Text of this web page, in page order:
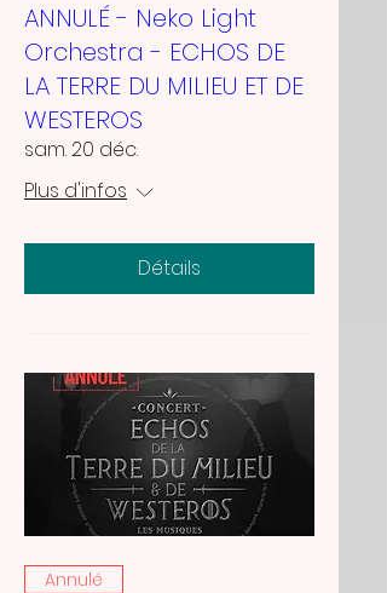
ANNULÉ - Neko Light
Orchestra - ECHOS DE
LA TERRE DU MILIEU ET DE
WESTEROS
sam. 20 déc.
Plus d'infos
Détails
Annulé